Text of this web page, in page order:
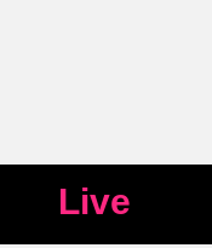
Live